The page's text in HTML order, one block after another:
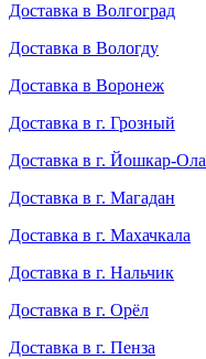
Доставка в Волгоград
Доставка в Вологду
Доставка в Воронеж
Доставка в г. Грозный
Доставка в г. Йошкар-Ола
Доставка в г. Магадан
Доставка в г. Махачкала
Доставка в г. Нальчик
Доставка в г. Орёл
Доставка в г. Пенза